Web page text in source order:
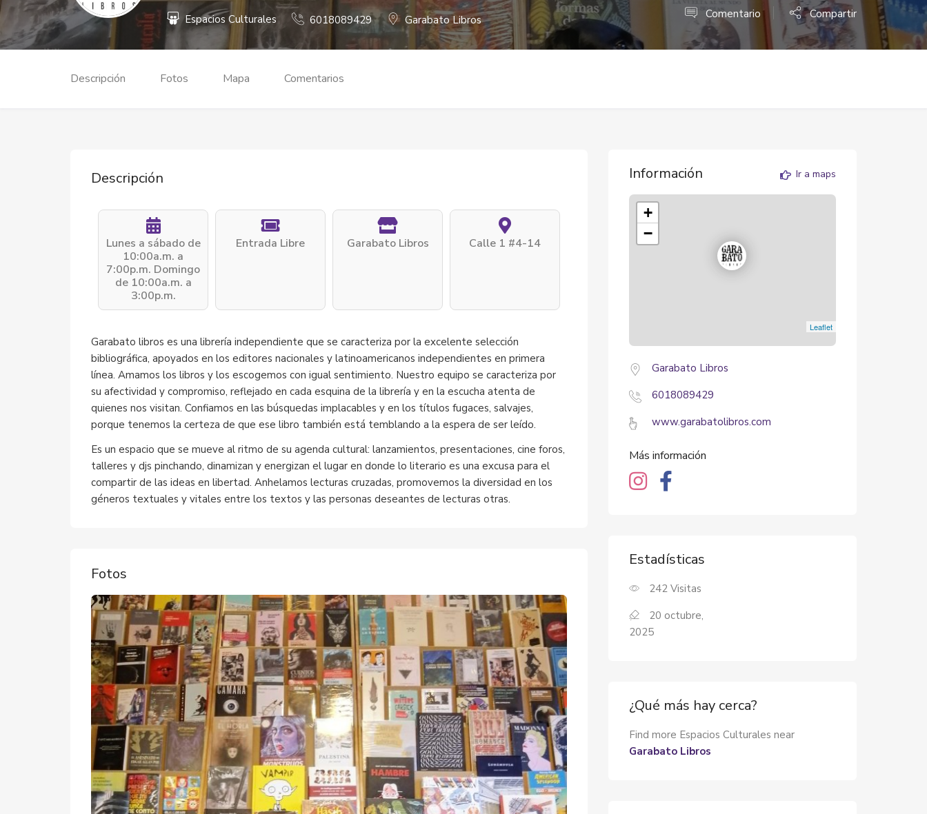
Espacios Culturales 6018089429 Garabato Libros Comentario Compartir
Descripción Fotos Mapa Comentarios
Descripción
Lunes a sábado de
10:00a.m. a
7:00p.m. Domingo
de 10:00a.m. a
3:00p.m.
Entrada Libre Garabato Libros Calle 1 #4-14
Garabato libros es una librería independiente que se caracteriza por la excelente selección
bibliográfica, apoyados en los editores nacionales y latinoamericanos independientes en primera
línea. Amamos los libros y los escogemos con igual sentimiento. Nuestro equipo se caracteriza por
su afectividad y compromiso, reflejado en cada esquina de la librería y en la escucha atenta de
quienes nos visitan. Confiamos en las búsquedas implacables y en los títulos fugaces, salvajes,
porque tenemos la certeza de que ese libro también está temblando a la espera de ser leído.
Es un espacio que se mueve al ritmo de su agenda cultural: lanzamientos, presentaciones, cine foros,
talleres y djs pinchando, dinamizan y energizan el lugar en donde lo literario es una excusa para el
compartir de las ideas en libertad. Anhelamos lecturas cruzadas, promovemos la diversidad en los
géneros textuales y vitales entre los textos y las personas deseantes de lecturas otras.
Fotos
Información Ir a maps
+
−
Leaflet
Garabato Libros
6018089429
www.garabatolibros.com
Más información
Estadísticas
242 Visitas
20 octubre,
2025
¿Qué más hay cerca?
Find more Espacios Culturales near
Garabato Libros